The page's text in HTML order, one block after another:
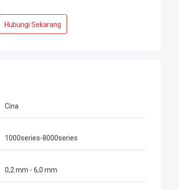
Hubungi Sekarang
Cina
1000series-8000series
0,2 mm - 6,0 mm